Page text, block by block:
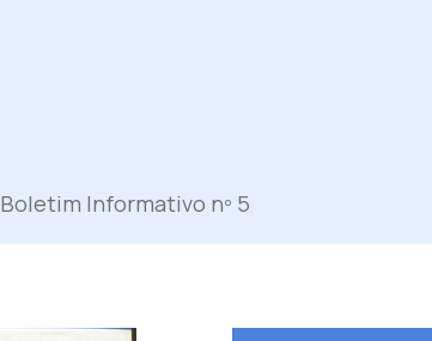
Boletim Informativo nº 5